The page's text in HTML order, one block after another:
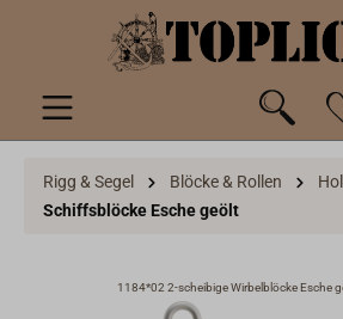
springen
Rigg & Segel Blöcke & Rollen
Schiffsblöcke Esche geölt
1184*02 2-scheibige Wirbelblöcke Esche